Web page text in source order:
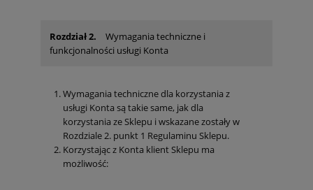
Rozdział 2.
Wymagania techniczne i
funkcjonalności usługi Konta
Wymagania techniczne dla korzystania z
usługi Konta są takie same, jak dla
korzystania ze Sklepu i wskazane zostały w
Rozdziale 2. punkt 1 Regulaminu Sklepu.
Korzystając z Konta klient Sklepu ma
możliwość: